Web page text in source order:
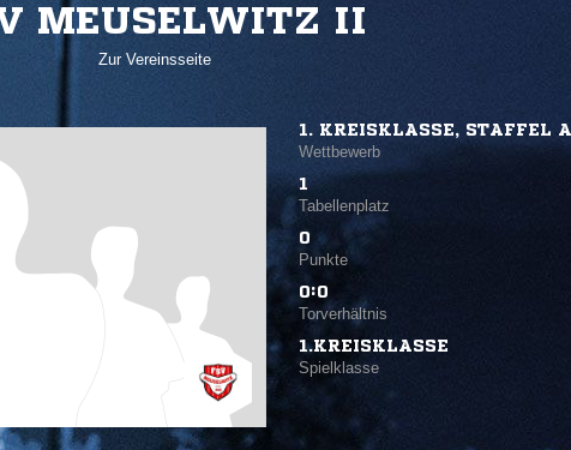
MEUSELWITZ II
Zur Vereinsseite
1. KREISKLASSE, STAFFEL A
Wettbewerb
1
Tabellenplatz
0
Punkte
0:0
Torverhältnis
1.KREISKLASSE
Spielklasse